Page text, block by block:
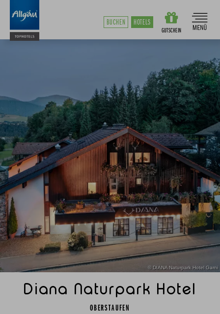
BUCHEN HOTELS
© DIANA Naturpark Hotel Garni
Diana Naturpark Hotel
OBERSTAUFEN